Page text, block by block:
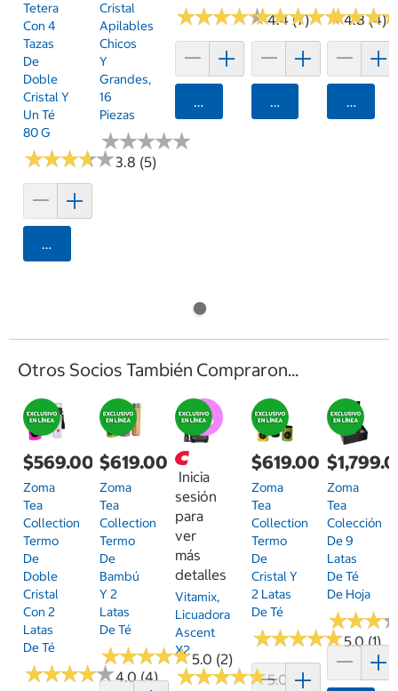
Tetera
Con 4
Tazas
De
Doble
Cristal Y
Un Té
80 G
★★★★★
★★★★★3.8 (5)
Agregar
Cristal
Apilables
Chicos
Y
Grandes,
16
Piezas
★★★★★
★★★★★
★★★★★
★★★★★4.4 (7)
Agregar
★★★★★
★★★★★4.8 (4)
Agregar
★★★
★★★
Otros Socios También Compraron...
$569.00
Zoma
Tea
Collection
Termo
De
Doble
Cristal
Con 2
Latas
De Té
★★★★★
★★★★★4.0 (4)
$619.00
Zoma
Tea
Collection
Termo
De
Bambú
Y 2
Latas
De Té
★★★★★
★★★★★5.0 (2)
Inicia
sesión
para
ver
más
detalles
Vitamix,
Licuadora
Ascent
X2
★★★★★
★★★★★5.0 (2)
$619.00
Zoma
Tea
Collection
Termo
De
Cristal Y
2 Latas
De Té
★★★★★
★★★★★5.0 (1)
Zoma
Tea
Colección
De 9
Latas
De Té
De Hoja
★★★
★★★